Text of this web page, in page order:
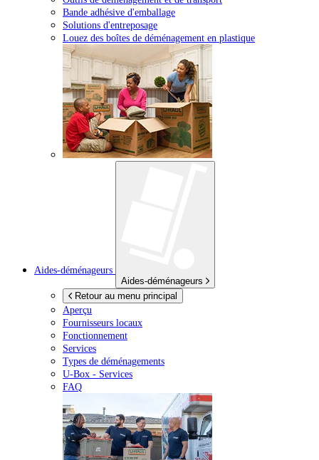
Bande adhésive d'emballage
Solutions d'entreposage
Louez des boîtes de déménagement en plastique
Aides-déménageurs
Aides-déménageurs
Retour au menu principal
Aperçu
Fournisseurs locaux
Fonctionnement
Services
Types de déménagements
U-Box - Services
FAQ